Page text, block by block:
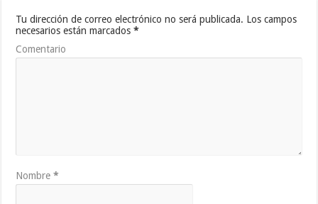
Tu dirección de correo electrónico no será publicada. Los campos
necesarios están marcados*
Comentario
Nombre*